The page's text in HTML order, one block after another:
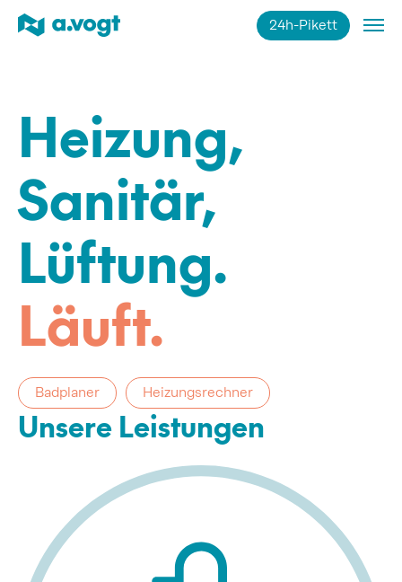
24h-Pikett
Impressum Datenschutz
Heizung,
Sanitär,
Lüftung.
Läuft.
Badplaner Heizungsrechner
Unsere Leistungen